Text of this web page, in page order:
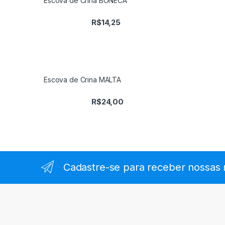
R$14,25
Escova de Crina MALTA
R$24,00
Cadastre-se para receber nossas